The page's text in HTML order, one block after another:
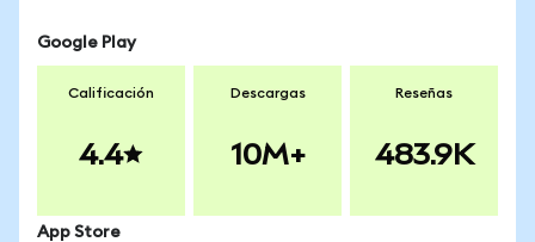
Google Play
Calificación
4.4
Descargas
10M+
Reseñas
483.9K
App Store